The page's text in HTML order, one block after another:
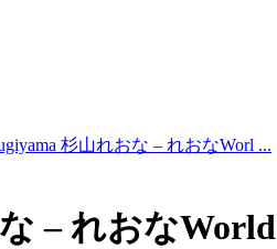
杉山れおな – れおなWorl ...
– れおなWorld